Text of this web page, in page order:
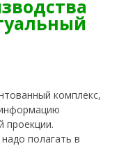
комплекс,
проекции.
полагать в